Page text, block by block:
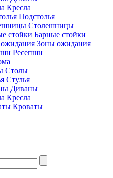
Кресла
Подстолья
Столешницы
Барные стойки
Зоны ожидания
Ресепшн
Столы
Стулья
Диваны
Кресла
Кроваты